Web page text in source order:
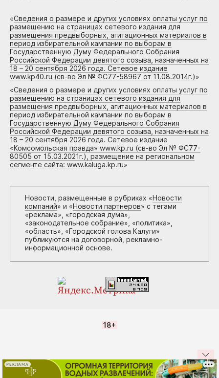
«Сведения о размере и других условиях оплаты услуг по
размещению на страницах сетевого издания для
размещения предвыборных, агитационных материалов в
период избирательной кампании по выборам в
Государственную Думу Федерального Собрания
Российской Федерации девятого созыва, назначенных на
18 – 20 сентября 2026 года. Сетевое издание
www.kp40.ru (св-во Эл № ФС77-58967 от 11.08.2014г.)»
«Сведения о размере и других условиях оплаты услуг по
размещению на страницах сетевого издания для
размещения предвыборных, агитационных материалов в
период избирательной кампании по выборам в
Государственную Думу Федерального Собрания
Российской Федерации девятого созыва, назначенных на
18 – 20 сентября 2026 года. Сетевое издание
«Комсомольская правда» www.kp.ru (св-во Эл № ФС77-
80505 от 15.03.2021г.), размещение на региональном
сегменте сайта: www.kaluga.kp.ru»
Новости, размещенные в рубриках «Новости
компаний» и «Новости партнеров» с тегами
«реклама», «городская дума»,
«законодательное собрание», «политика»,
«область», «Городской голова Калуги»
публикуются на договорной, рекламно-
информационной основе.
18+
РЕКЛАМА